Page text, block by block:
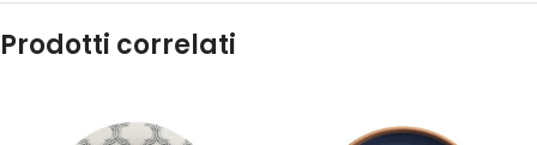
Prodotti correlati